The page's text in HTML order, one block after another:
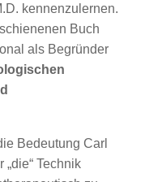
kennenzulernen.
Buch
als Begründer
Bedeutung Carl
Technik